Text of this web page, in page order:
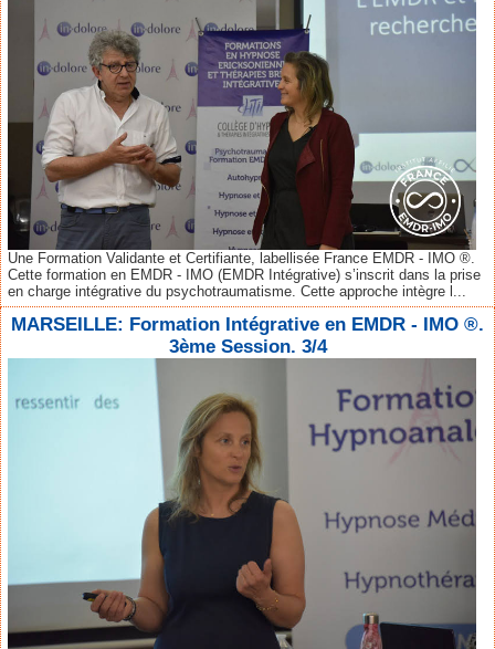
Une Formation Validante et Certifiante, labellisée France EMDR - IMO ®.
Cette formation en EMDR - IMO (EMDR Intégrative) s’inscrit dans la prise
en charge intégrative du psychotraumatisme. Cette approche intègre l...
MARSEILLE: Formation Intégrative en EMDR - IMO ®.
3ème Session. 3/4